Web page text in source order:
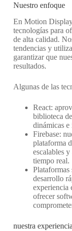
Nuestro enfoque
En Motion
tecnologías para
de alta calidad.
tendencias y
garantizar que
resultados.
Algunas de las
React:
biblioteca
dinámicas e
Firebase:
plataforma
escalables
tiempo real.
Plataformas
desarrollo
experiencia
ofrecer
nuestra experiencia